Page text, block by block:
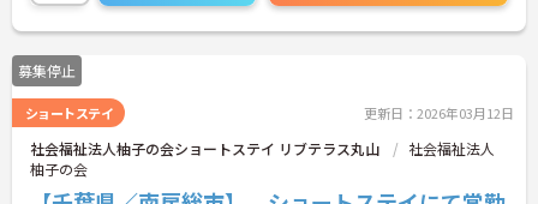
募集停止
ショートステイ 更新日：2026年03月12日
社会福祉法人柚子の会ショートステイ リブテラス丸山
社会福祉法人
柚子の会